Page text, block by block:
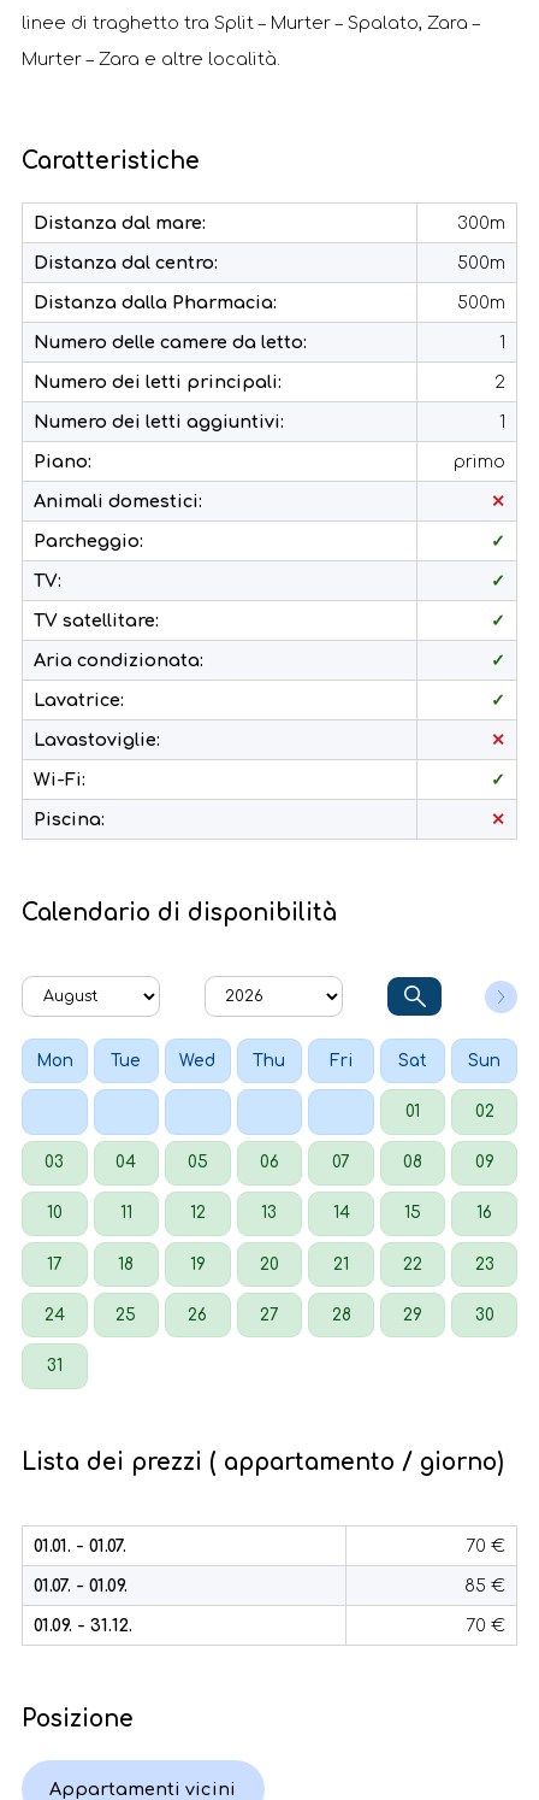
linee di traghetto tra Split – Murter – Spalato, Zara –
Murter – Zara e altre località.
Caratteristiche
Distanza dal mare: 300m
Distanza dal centro: 500m
Distanza dalla Pharmacia: 500m
Numero delle camere da letto: 1
Numero dei letti principali: 2
Numero dei letti aggiuntivi: 1
Piano: primo
Animali domestici: ✕
Parcheggio: ✓
TV: ✓
TV satellitare: ✓
Aria condizionata: ✓
Lavatrice: ✓
Lavastoviglie: ✕
Wi-Fi: ✓
Piscina: ✕
Calendario di disponibilità
Mon Tue Wed Thu Fri Sat Sun
01 02
03 04 05 06 07 08 09
10 11 12 13 14 15 16
17 18 19 20 21 22 23
24 25 26 27 28 29 30
31
Lista dei prezzi ( appartamento / giorno)
01.01. - 01.07. 70 €
01.07. - 01.09. 85 €
01.09. - 31.12. 70 €
Posizione
Appartamenti vicini